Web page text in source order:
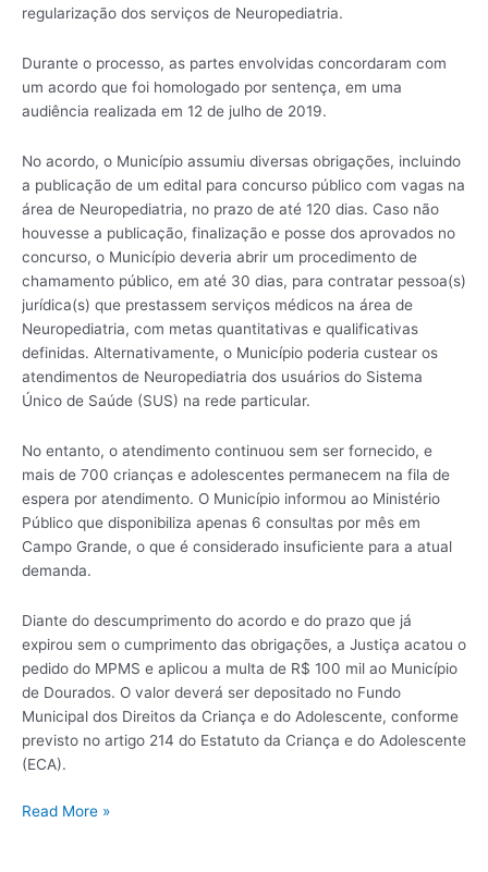
regularização dos serviços de Neuropediatria.
Durante o processo, as partes envolvidas concordaram com
um acordo que foi homologado por sentença, em uma
audiência realizada em 12 de julho de 2019.
No acordo, o Município assumiu diversas obrigações, incluindo
a publicação de um edital para concurso público com vagas na
área de Neuropediatria, no prazo de até 120 dias. Caso não
houvesse a publicação, finalização e posse dos aprovados no
concurso, o Município deveria abrir um procedimento de
chamamento público, em até 30 dias, para contratar pessoa(s)
jurídica(s) que prestassem serviços médicos na área de
Neuropediatria, com metas quantitativas e qualificativas
definidas. Alternativamente, o Município poderia custear os
atendimentos de Neuropediatria dos usuários do Sistema
Único de Saúde (SUS) na rede particular.
No entanto, o atendimento continuou sem ser fornecido, e
mais de 700 crianças e adolescentes permanecem na fila de
espera por atendimento. O Município informou ao Ministério
Público que disponibiliza apenas 6 consultas por mês em
Campo Grande, o que é considerado insuficiente para a atual
demanda.
Diante do descumprimento do acordo e do prazo que já
expirou sem o cumprimento das obrigações, a Justiça acatou o
pedido do MPMS e aplicou a multa de R$ 100 mil ao Município
de Dourados. O valor deverá ser depositado no Fundo
Municipal dos Direitos da Criança e do Adolescente, conforme
previsto no artigo 214 do Estatuto da Criança e do Adolescente
(ECA).
Read More »